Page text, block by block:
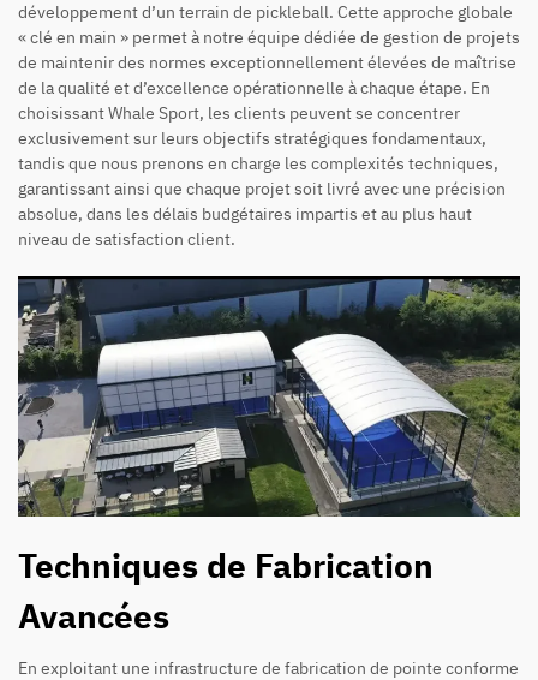
développement d’un terrain de pickleball. Cette approche globale
« clé en main » permet à notre équipe dédiée de gestion de projets
de maintenir des normes exceptionnellement élevées de maîtrise
de la qualité et d’excellence opérationnelle à chaque étape. En
choisissant Whale Sport, les clients peuvent se concentrer
exclusivement sur leurs objectifs stratégiques fondamentaux,
tandis que nous prenons en charge les complexités techniques,
garantissant ainsi que chaque projet soit livré avec une précision
absolue, dans les délais budgétaires impartis et au plus haut
niveau de satisfaction client.
Techniques de Fabrication
Avancées
En exploitant une infrastructure de fabrication de pointe conforme